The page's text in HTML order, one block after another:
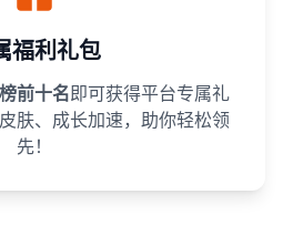
福利礼包
前十名即可获得平台专属礼
肤、成长加速，助你轻松领
先！